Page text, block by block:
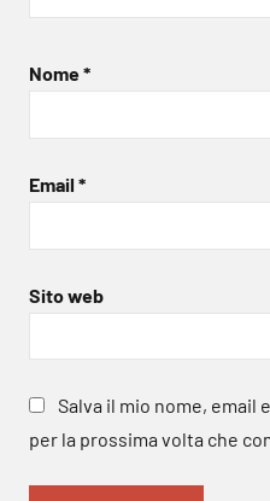
Nome*
Email *
Sito web
Salva il mio nome,
per la prossima volta che